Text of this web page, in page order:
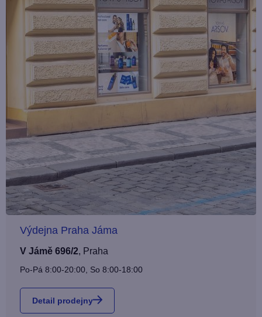
Výdejna Praha Jáma
V Jámě 696/2, Praha
Po-Pá 8:00-20:00, So 8:00-18:00
Detail prodejny